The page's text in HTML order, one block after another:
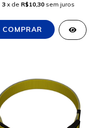
3 x de R$10,30 sem juros